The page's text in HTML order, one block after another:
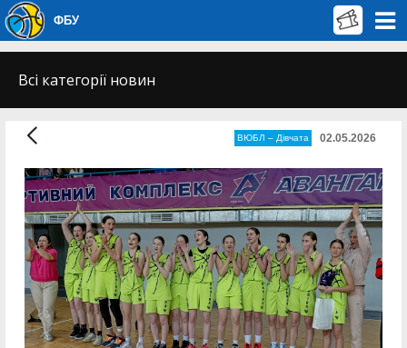
ФБУ
Всі категорії новин
ВЮБЛ – Дiвчата 02.05.2026